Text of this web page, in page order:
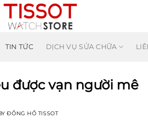
TIN TỨC DỊCH VỤ SỬA CHỮA
được vạn người mê
ĐỒNG HỒ TISSOT